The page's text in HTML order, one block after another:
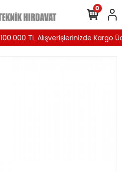
100.000 TL Alışverişlerinizde Kargo
0